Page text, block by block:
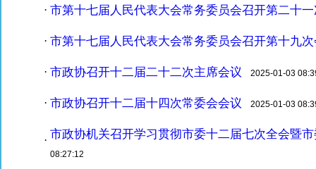
· 市第十七届人民代表大会常务委员会召开第二十
· 市第十七届人民代表大会常务委员会召开第十九
· 市政协召开十二届二十二次主席会议 2025-01-03
· 市政协召开十二届十四次常委会会议 2025-01-03
· 市政协机关召开学习贯彻市委十二届七次全会暨
08:27:12